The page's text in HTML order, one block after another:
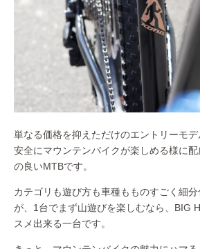
単なる価格を抑えただけのエントリーモ
安全にマウンテンバイクが楽しめる様に
の良いMTBです。
カテゴリも遊び方も車種もものすごく細
が、1台でまず山遊びを楽しむなら、BIG
スメ出来る一台です。